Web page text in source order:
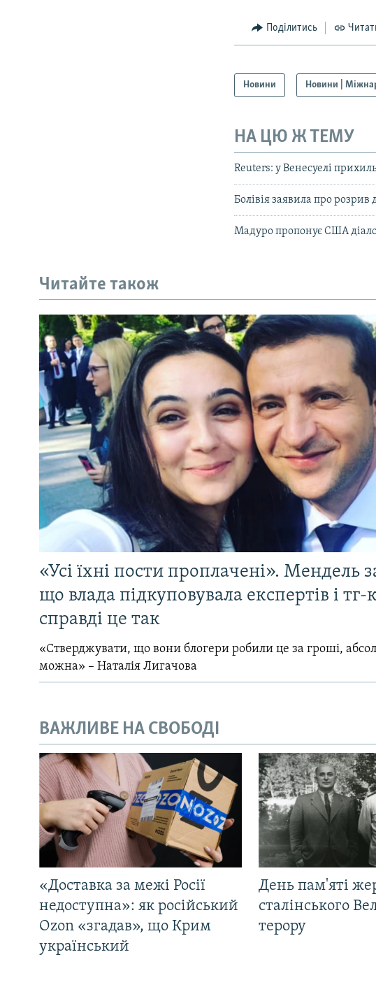
Поділитись
Новини Новини |
НА ЦЮ Ж ТЕМУ
Reuters: у Венесуелі
Болівія заявила про
Мадуро пропонує США
Читайте також
«Усі їхні пости проплачені». Мендель
що влада підкуповувала експертів і
справді це так
«Стверджувати, що вони блогери робили це за гроші,
можна» – Наталія Лигачова
ВАЖЛИВЕ НА СВОБОДІ
«Доставка за межі Росії
недоступна»: як російський
Ozon «згадав», що Крим
український
День пам'яті
сталінського
терору